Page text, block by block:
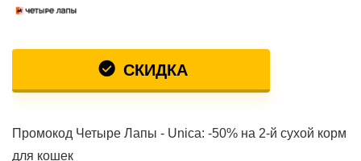
СКИДКА
Промокод Четыре Лапы - Unica: -50% на 2-й сухой корм
для кошек